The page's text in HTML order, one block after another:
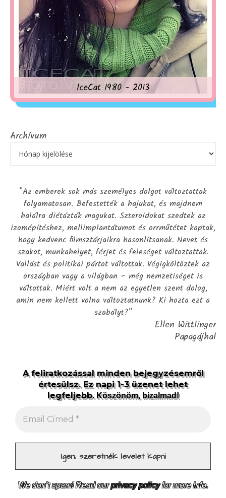
IceCat 1980 - 2013
Archívum
"Az emberek sok más személyes dolgot változtattak
folyamatosan. Befestették a hajukat, és majdnem
halálra diétázták magukat. Szteroidokat szedtek az
izomépítéshez, mellimplantátumot és orrműtétet kaptak,
hogy kedvenc filmsztárjaikra hasonlítsanak. Nevet és
szakot, munkahelyet, férjet és feleséget változtattak.
Vallást és politikai pártot váltottak. Végigköltöztek az
országban vagy a világban – még nemzetiséget is
váltottak. Miért volt a nem az egyetlen szent dolog,
amin nem kellett volna változtatnunk? Ki hozta ezt a
szabályt?"
Ellen Wittlinger
Papagájhal
A feliratkozással minden bejegyzésemről
értesülsz. Ez napi 1-3 üzenet lehet
legfeljebb.Köszönöm, bizalmad!
We don’t spam! Read ourprivacy policyfor more info.